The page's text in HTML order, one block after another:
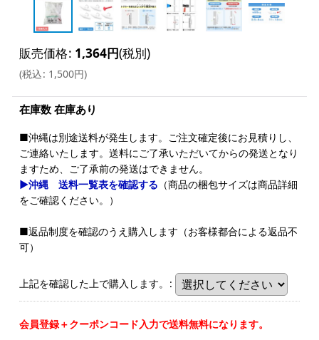
販売価格: 1,364円(税別)
(税込: 1,500円)
在庫数 在庫あり
■沖縄は別途送料が発生します。ご注文確定後にお見積りし、
ご連絡いたします。送料にご了承いただいてからの発送となり
ますため、ご了承前の発送はできません。
▶沖縄 送料一覧表を確認する （商品の梱包サイズは商品詳細
をご確認ください。）
■返品制度を確認のうえ購入します（お客様都合による返品不
可）
上記を確認した上で購入します。 :
会員登録＋クーポンコード入力で送料無料になります。